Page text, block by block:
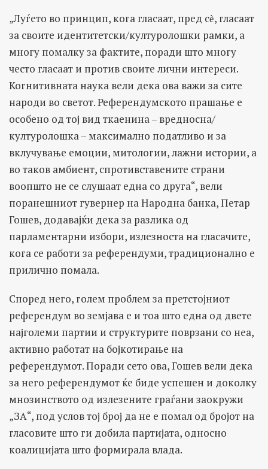
„Луѓето во принцип, кога гласаат, пред сѐ, гласаат
за своите идентитетски/културолошки рамки, а
многу помалку за фактите, поради што многу
често гласаат и против своите лични интереси.
Когнитивната наука вели дека ова важи за сите
народи во светот. Референдумското прашање е
особено од тој вид ткаенина – вредносна/
културолошка – максимално податливо и за
вклучување емоции, митологии, лажни истории, а
во таков амбиент, спротивставените страни
воопшто не се слушаат една со друга“, вели
поранешниот гувернер на Народна банка, Петар
Гошев, додавајќи дека за разлика од
парламентарни избори, излезноста на гласачите,
кога се работи за референдуми, традиционално е
прилично помала.
Според него, голем проблем за претстојниот
референдум во земјава е и тоа што една од двете
најголеми партии и структурите поврзани со неа,
активно работат на бојкотирање на
референдумот. Поради сето ова, Гошев вели дека
за него референдумот ќе биде успешен и доколку
мнозинството од излезените граѓани заокружи
„ЗА“, под услов тој број да не е помал од бројот на
гласовите што ги добила партијата, односно
коалицијата што формирала влада.